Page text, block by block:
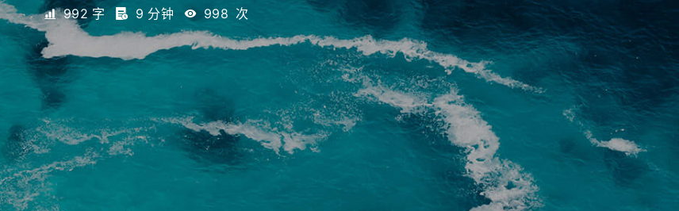
992 字
9 分钟 998 次